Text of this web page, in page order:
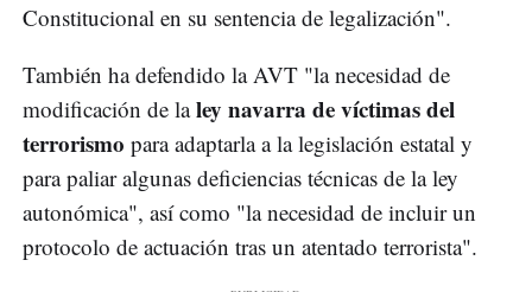
Constitucional en su sentencia de legalización".
También ha defendido la AVT "la necesidad de
modificación de laley navarra de víctimas del
terrorismo para adaptarla a la legislación estatal y
para paliar algunas deficiencias técnicas de la ley
autonómica", así como "la necesidad de incluir un
protocolo de actuación tras un atentado terrorista".